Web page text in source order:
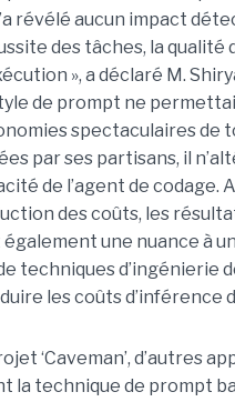
révélé aucun impact
des tâches, la qualité
», a déclaré M.
de prompt ne
spectaculaires de
par ses partisans, il
de l’agent de codage.
des coûts, les
une nuance à
techniques d’ingénierie
les coûts d’inférence
‘Caveman’, d’autres
la technique de prompt